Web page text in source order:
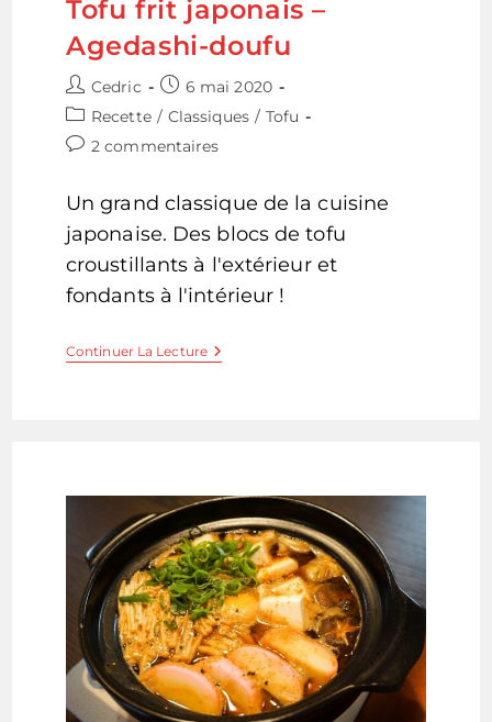
Tofu frit japonais –
Agedashi-doufu
Auteur/autrice
de
la
publication :
Cedric
Publication
publiée :
6 mai 2020
Post
category:
Recette / Classiques / Tofu
Commentaires
publication :
2 commentaires
Un grand classique de la cuisine
japonaise. Des blocs de tofu
croustillants à l'extérieur et
fondants à l'intérieur !
Continuer La LectureTofu
Frit